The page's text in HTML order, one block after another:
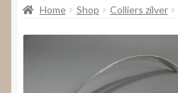
Home Shop Colliers zilver